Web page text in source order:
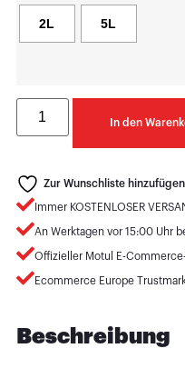
2L 5L
In den
Zur Wunschliste hinzufügen
Immer KOSTENLOSER
An Werktagen vor 15:00 Uhr
Offizieller Motul E-
Ecommerce Europe
Beschreibung